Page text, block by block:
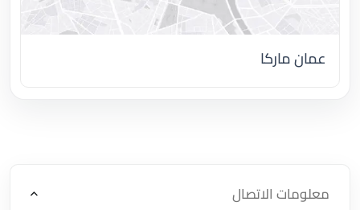
عمان ماركا
معلومات الاتصال